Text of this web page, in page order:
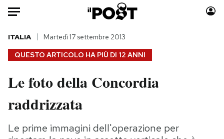
Auto
HOME
Italia
Politica
Tecnologia
Moda
Storie/Idee
QUESTO ARTICOLO HA PIÙ DI 12 ANNI
ITALIA Martedì 17 settembre 2013
Le foto della Concordia
raddrizzata
Le prime immagini dell'operazione per